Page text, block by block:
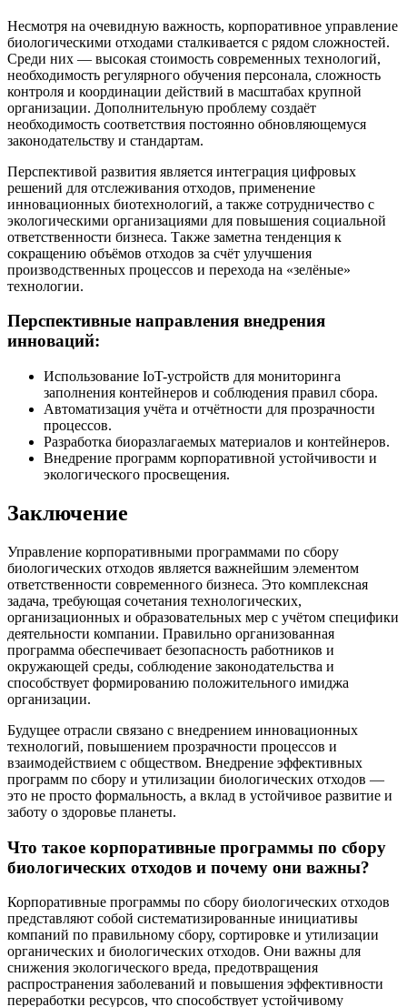
Несмотря на очевидную важность, корпоративное управление
биологическими отходами сталкивается с рядом сложностей.
Среди них — высокая стоимость современных технологий,
необходимость регулярного обучения персонала, сложность
контроля и координации действий в масштабах крупной
организации. Дополнительную проблему создаёт
необходимость соответствия постоянно обновляющемуся
законодательству и стандартам.
Перспективой развития является интеграция цифровых
решений для отслеживания отходов, применение
инновационных биотехнологий, а также сотрудничество с
экологическими организациями для повышения социальной
ответственности бизнеса. Также заметна тенденция к
сокращению объёмов отходов за счёт улучшения
производственных процессов и перехода на «зелёные»
технологии.
Перспективные направления внедрения
инноваций:
Использование IoT-устройств для мониторинга
заполнения контейнеров и соблюдения правил сбора.
Автоматизация учёта и отчётности для прозрачности
процессов.
Разработка биоразлагаемых материалов и контейнеров.
Внедрение программ корпоративной устойчивости и
экологического просвещения.
Заключение
Управление корпоративными программами по сбору
биологических отходов является важнейшим элементом
ответственности современного бизнеса. Это комплексная
задача, требующая сочетания технологических,
организационных и образовательных мер с учётом специфики
деятельности компании. Правильно организованная
программа обеспечивает безопасность работников и
окружающей среды, соблюдение законодательства и
способствует формированию положительного имиджа
организации.
Будущее отрасли связано с внедрением инновационных
технологий, повышением прозрачности процессов и
взаимодействием с обществом. Внедрение эффективных
программ по сбору и утилизации биологических отходов —
это не просто формальность, а вклад в устойчивое развитие и
заботу о здоровье планеты.
Что такое корпоративные программы по сбору
биологических отходов и почему они важны?
Корпоративные программы по сбору биологических отходов
представляют собой систематизированные инициативы
компаний по правильному сбору, сортировке и утилизации
органических и биологических отходов. Они важны для
снижения экологического вреда, предотвращения
распространения заболеваний и повышения эффективности
переработки ресурсов, что способствует устойчивому